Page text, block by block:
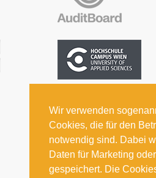
Wir verwenden
Cookies, die für den
notwendig sind. Dabei
Daten für Marketing
gespeichert. Die